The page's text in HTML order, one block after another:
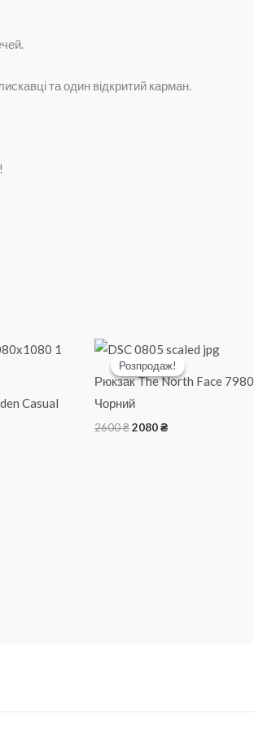
та один відкритий карман.
Casual
Розпродаж!
Розпродаж!
Рюкзак The North Face 7980
Чорний
2600₴Оригінальна
2080₴Поточна